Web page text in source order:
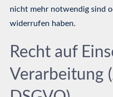
nicht mehr notwendig sind
widerrufen haben.
Recht auf
Verarbeitung